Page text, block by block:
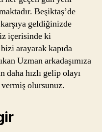
Beşiktaş’de
geldiğinizde
içerisinde ki
arayarak kapıda
Uzman arkadaşımıza
hızlı gelip olayı
vermiş olursunuz.